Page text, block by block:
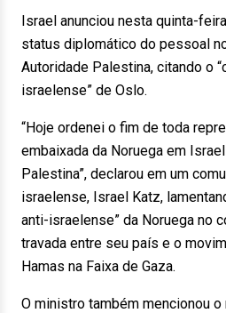
Israel anunciou nesta quinta-
status diplomático do pessoal
Autoridade Palestina, citando o
israelense” de Oslo.
“Hoje ordenei o fim de toda
embaixada da Noruega em
Palestina”, declarou em um
israelense, Israel Katz,
anti-israelense” da Noruega no
travada entre seu país e o
Hamas na Faixa de Gaza.
O ministro também mencionou